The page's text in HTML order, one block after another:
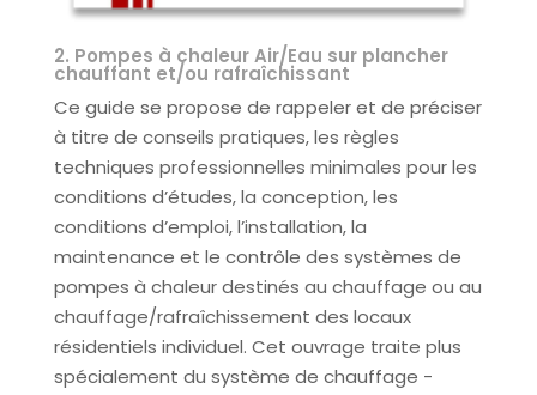
2. Pompes à chaleur Air/Eau sur plancher
chauffant et/ou rafraîchissant
Ce guide se propose de rappeler et de préciser
à titre de conseils pratiques, les règles
techniques professionnelles minimales pour les
conditions d’études, la conception, les
conditions d’emploi, l’installation, la
maintenance et le contrôle des systèmes de
pompes à chaleur destinés au chauffage ou au
chauffage/rafraîchissement des locaux
résidentiels individuel. Cet ouvrage traite plus
spécialement du système de chauffage -